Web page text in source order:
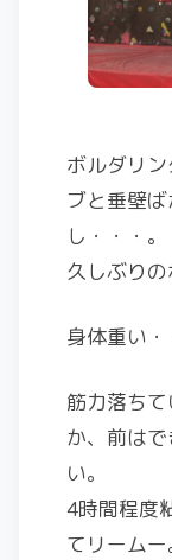
ボルダリ
ブと垂壁
し・・・。
久しぶりの
身体重い・
筋力落ち
か、前は
い。
4時間程度
てリームー